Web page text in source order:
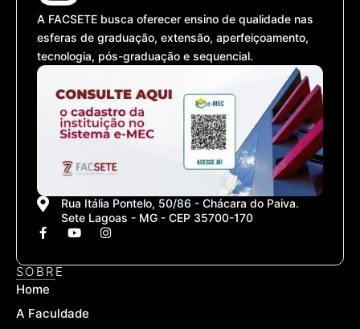
A FACSETE busca oferecer ensino de qualidade nas
esferas de graduação, extensão, aperfeiçoamento,
tecnologia, pós-graduação e sequencial.
Rua Itália Pontelo, 50/86 - Chácara do Paiva.
Sete Lagoas - MG - CEP 35700-170
F
a
e
b
o
k
Y
o
t
I
n
t
SOBRE
Home
A Faculdade